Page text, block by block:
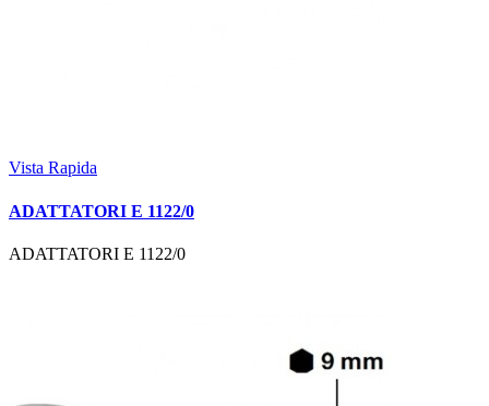
Vista Rapida
ADATTATORI E 1122/0
ADATTATORI E 1122/0